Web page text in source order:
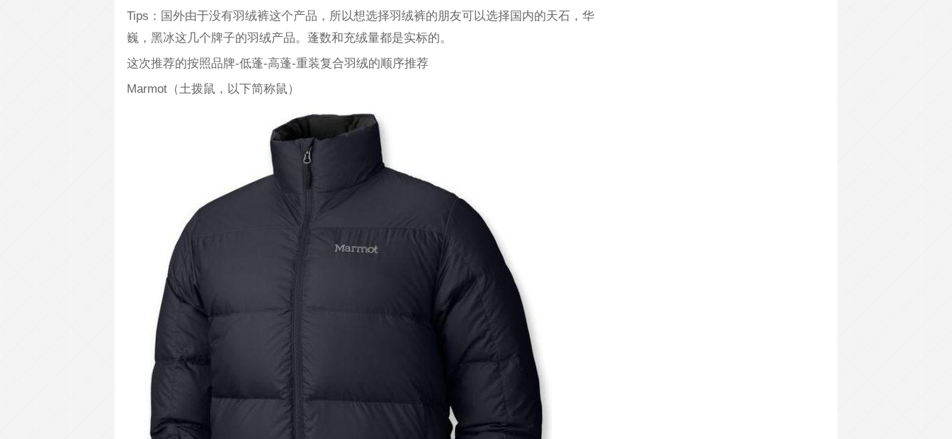
Tips：国外由于没有羽绒裤这个产品，所以想选择羽绒裤的朋友可以选择国内的天石，华
巍，黑冰这几个牌子的羽绒产品。蓬数和充绒量都是实标的。
这次推荐的按照品牌-低蓬-高蓬-重装复合羽绒的顺序推荐
Marmot（土拨鼠，以下简称鼠）